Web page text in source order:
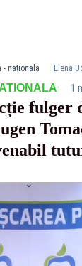
- nationala
· 1
fulger